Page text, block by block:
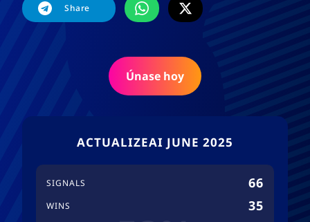
Share
Únase hoy
ACTUALIZEAI JUNE 2025
SIGNALS 66
WINS 35